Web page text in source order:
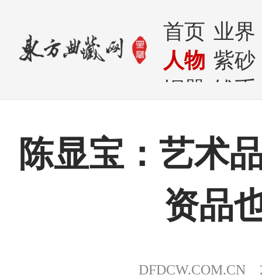
首页 业界
人物 紫砂
铜器
钱币
陈显宝：艺术
资品
DFDCW.COM.CN